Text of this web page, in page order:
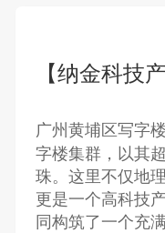
【纳金科技
广州黄埔区写字楼
字楼集群，以其
珠。这里不仅地
更是一个高科技
同构筑了一个充